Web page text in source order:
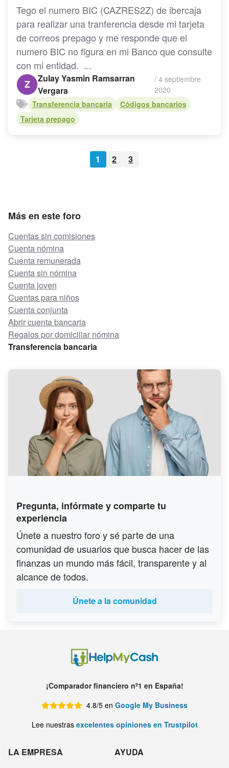
Tego el numero BIC (CAZRES2Z) de ibercaja
para realizar una tranferencia desde mi tarjeta
de correos prepago y me responde que el
numero BIC no figura en mi Banco que consulte
con mi entidad. ...
Z
Zulay Yasmin Ramsarran
Vergara
/ 4 septiembre
2020
Transferencia bancaria
Códigos bancarios
Tarjeta prepago
1 2 3
Más en este foro
Cuentas sin comisiones
Cuenta nómina
Cuenta remunerada
Cuenta sin nómina
Cuenta joven
Cuentas para niños
Cuenta conjunta
Abrir cuenta bancaria
Regalos por domiciliar nómina
Transferencia bancaria
Pregunta, infórmate y comparte tu
experiencia
Únete a nuestro foro y sé parte de una
comunidad de usuarios que busca hacer de las
finanzas un mundo más fácil, transparente y al
alcance de todos.
Únete a la comunidad
¡Comparador financiero nº1 en España!
4.8/5 en Google My Business
Lee nuestras excelentes opiniones en Trustpilot
LA EMPRESA AYUDA